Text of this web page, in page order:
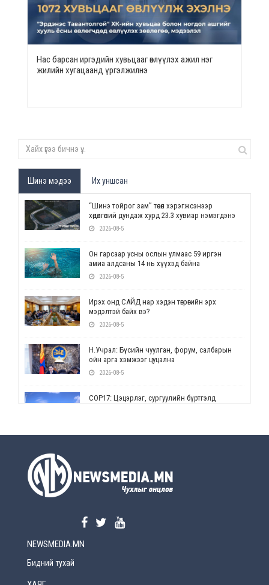
Нас барсан иргэдийн хувьцааг өвлүүлэх ажил нэг
жилийн хугацаанд үргэлжилнэ
Шинэ мэдээ Их уншсан
“Шинэ тойрог зам” төсөл хэрэгжсэнээр
хөдөлгөөний дундаж хурд 23.3 хувиар нэмэгдэнэ
2026-08-5
Он гарсаар усны ослын улмаас 59 иргэн
амиа алдсаны 14 нь хүүхэд байна
2026-08-5
Ирэх онд САЙД нар хэдэн төгрөгийн эрх
мэдэлтэй байх вэ?
2026-08-5
Н.Учрал: Бүсийн чуулган, форум, салбарын
ойн арга хэмжээг цуцална
2026-08-5
СОР17: Цэцэрлэг, сургуулийн бүртгэлд
2026-08-5
2026-08-5
NEWSMEDIA.MN
Бидний тухай